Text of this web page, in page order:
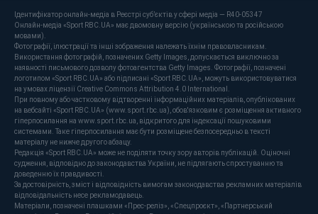
Ідентифікатор онлайн-медіа в Реєстрі суб’єктів у сфері медіа — R40-05347
Онлайн-медіа «Sport RBC.UA» має двомовну версію (українською та російською
мовами).
Фотографії, ілюстрації та інші зображення належать їхнім правовласникам.
Використання фотографій, позначених Getty Images, допускається виключно за
наявності письмового дозволу фотоагентства Getty Images. Фотографії, позначені
логотипом «Sport RBC.UA» або підписані «Sport RBC.UA», можуть використовуватися
на умовах ліцензії Creative Commons Attribution 4.0 International.
При повному або частковому відтворенні інформаційних матеріалів, опублікованих
на вебсайті «Sport RBC.UA» (www.sport.rbc.ua), обов'язковим є розміщення активного
гіперпосилання на www.sport.rbc.ua, відкритого для індексації пошуковими
системами. Таке гіперпосилання має бути розміщене безпосередньо в тексті
матеріалу не нижче другого абзацу.
Редакція «Sport RBC.UA» може не поділяти точку зору авторів публікацій. Оціночні
судження, відповідно до законодавства України, не підлягають спростуванню та
доведенню їх правдивості.
За достовірність, зміст і відповідність вимогам законодавства рекламних матеріалів
відповідальність несе рекламодавець.
Матеріали, позначені плашками «Прес-реліз», «Спецпроєкт», «Партнерський